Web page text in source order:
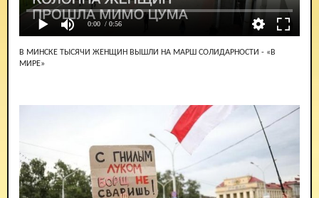
0:00 / 0:56
В МИНСКЕ ТЫСЯЧИ ЖЕНЩИН ВЫШЛИ НА МАРШ СОЛИДАРНОСТИ - «В
МИРЕ»